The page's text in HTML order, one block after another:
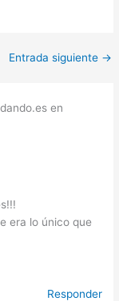
Entrada siguiente →
en
era lo único que
Responder